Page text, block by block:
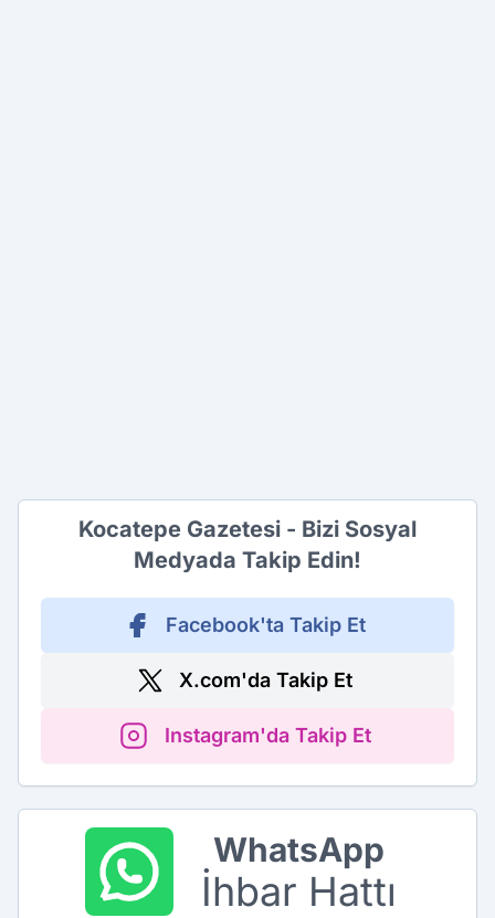
Kocatepe Gazetesi - Bizi Sosyal
Medyada Takip Edin!
Facebook'ta Takip Et
X.com'da Takip Et
Instagram'da Takip Et
WhatsApp
İhbar Hattı